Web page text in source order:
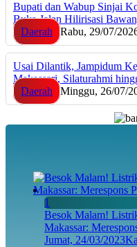
Bupati dan Wabup Sinjai
Buka Jalan Hilirisasi
Daerah
Rabu, 29/07/
Usai Dilantik, Jampidum
Makassari, Silaturahmi
Daerah
Minggu, 26/07/
1
Besok Malam!
Makassar:
Jumat, 24/03/2023